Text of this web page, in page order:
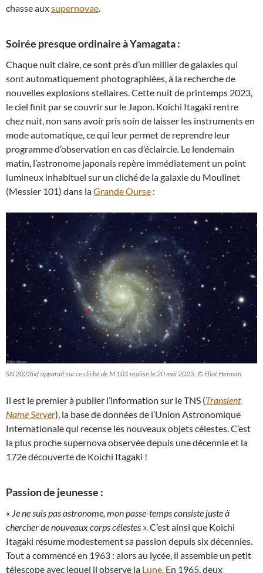
chasse auxsupernovae.
Soirée presque ordinaire à Yamagata :
Chaque nuit claire, ce sont près d’un millier de galaxies qui
sont automatiquement photographiées, à la recherche de
nouvelles explosions stellaires. Cette nuit de printemps 2023,
le ciel finit par se couvrir sur le Japon. Koichi Itagaki rentre
chez nuit, non sans avoir pris soin de laisser les instruments en
mode automatique, ce qui leur permet de reprendre leur
programme d’observation en cas d’éclaircie. Le lendemain
matin, l’astronome japonais repère immédiatement un point
lumineux inhabituel sur un cliché de la galaxie du Moulinet
(Messier 101) dans laGrande Ourse :
SN 2023ixf apparaît sur ce cliché de M 101 réalisé le 20 mai 2023. © Eliot Herman
Il est le premier à publier l’information sur le TNS (Transient
Name Server), la base de données de l’Union Astronomique
Internationale qui recense les nouveaux objets célestes. C’est
la plus proche supernova observée depuis une décennie et la
172e découverte de Koichi Itagaki !
Passion de jeunesse :
« Je ne suis pas astronome, mon passe-temps consiste juste à
chercher de nouveaux corps célestes ». C’est ainsi que Koichi
Itagaki résume modestement sa passion depuis six décennies.
Tout a commencé en 1963 : alors au lycée, il assemble un petit
télescope avec lequel il observe la Lune . En 1965, deux